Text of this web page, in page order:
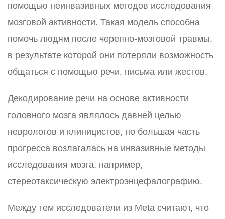
помощью неинвазивных методов исследования
мозговой активности. Такая модель способна
помочь людям после черепно-мозговой травмы,
в результате которой они потеряли возможность
общаться с помощью речи, письма или жестов.
Декодирование речи на основе активности
головного мозга являлось давней целью
неврологов и клиницистов, но большая часть
прогресса возлагалась на инвазивные методы
исследования мозга, например,
стереотаксическую электроэнцефалографию.
Между тем исследователи из Meta считают, что